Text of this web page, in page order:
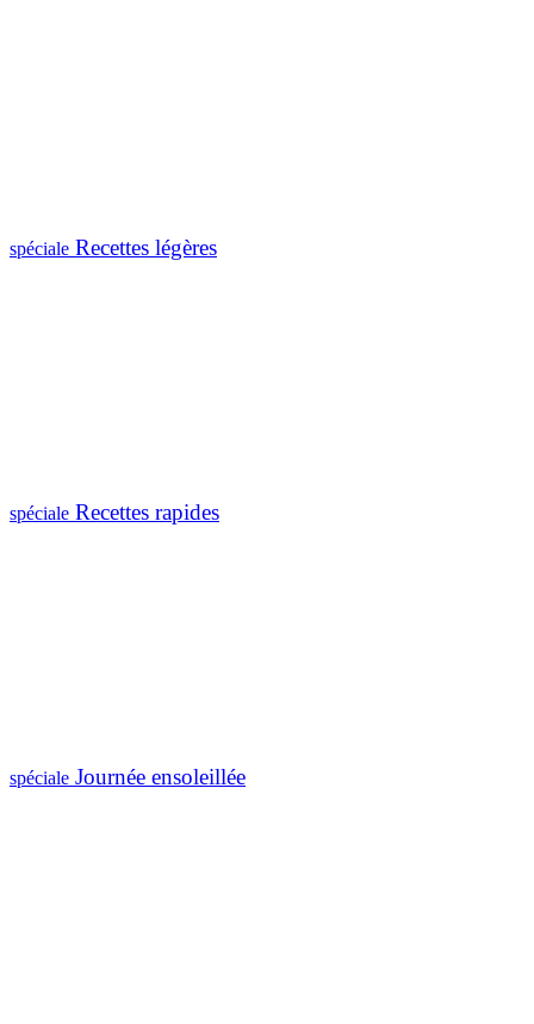
spéciale Recettes légères
spéciale Recettes rapides
spéciale Journée ensoleillée